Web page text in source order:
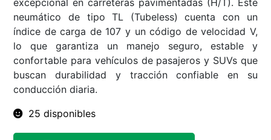
neumático de tipo TL (Tubeless) cuenta con un
índice de carga de 107 y un código de velocidad V,
lo que garantiza un manejo seguro, estable y
confortable para vehículos de pasajeros y SUVs que
buscan durabilidad y tracción confiable en su
conducción diaria.
25 disponibles